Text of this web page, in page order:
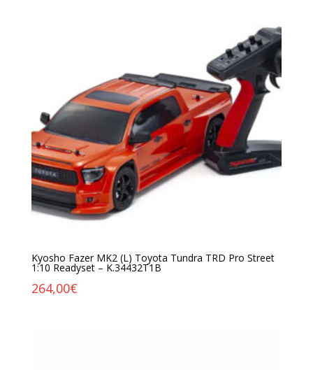
Kyosho Fazer MK2 (L) Toyota Tundra TRD Pro Street
1:10 Readyset – K.34432T1B
264,00€